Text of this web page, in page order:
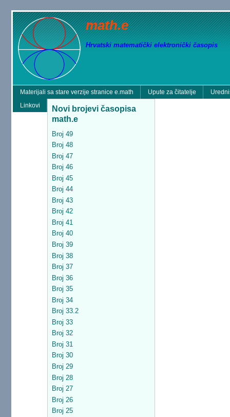
math.e
Hrvatski matematički elektronički časopis
Materijali sa stare verzije stranice e.math Upute za čitatelje
Linkovi
Novi brojevi časopisa
math.e
Broj 49
Broj 48
Broj 47
Broj 46
Broj 45
Broj 44
Broj 43
Broj 42
Broj 41
Broj 40
Broj 39
Broj 38
Broj 37
Broj 36
Broj 35
Broj 34
Broj 33.2
Broj 33
Broj 32
Broj 31
Broj 30
Broj 29
Broj 28
Broj 27
Broj 26
Broj 25